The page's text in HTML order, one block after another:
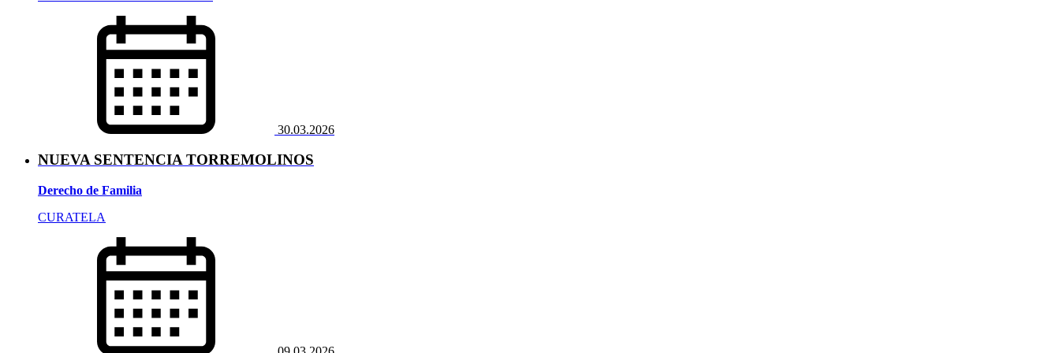
30.03.2026
NUEVA SENTENCIA TORREMOLINOS
Derecho de Familia
CURATELA